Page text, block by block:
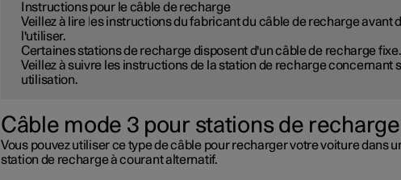
Instructions pour le câble de recharge
Veillez à lire les instructions du fabricant du câble de recharge avant
l'utiliser.
Certaines stations de recharge disposent d'un câble de recharge fixe.
Veillez à suivre les instructions de la station de recharge concernant
utilisation.
Câble mode 3 pour stations de recharge
Vous pouvez utiliser ce type de câble pour recharger votre voiture dans
station de recharge à courant alternatif.